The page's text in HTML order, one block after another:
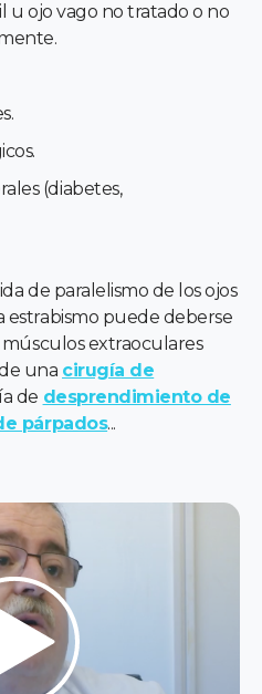
u ojo vago no tratado o no
(diabetes,
de paralelismo de los ojos
estrabismo puede deberse
extraoculares
una cirugía de
de desprendimiento de
párpados...